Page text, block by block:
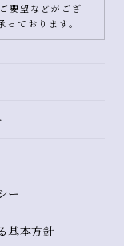
要望などがござ
ております。
ー
基本方針